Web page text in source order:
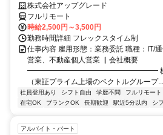
株式会社アップグレード
フルリモート
時給2,500円～3,500円
勤務時間詳細 フレックスタイム制
仕事内容 雇用形態：業務委託 職種：IT/
営業、不動産個人営業 ▏会社概要
━━━━━━━━━━━━━━━━━━ 株式会
（東証プライム上場のベクトルグループ...
社員登用あり シフト自由 学歴不問 フルリモート
在宅OK
ブランクOK 長期歓迎 駅近5分以内 シ
アルバイト・パート